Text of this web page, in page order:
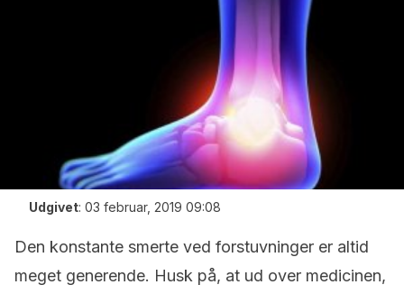
Udgivet: 03 februar, 2019 09:08
Den konstante smerte ved forstuvninger er altid
meget generende. Husk på, at ud over medicinen,